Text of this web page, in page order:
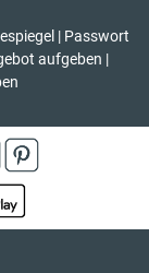
| Passwort
aufgeben |